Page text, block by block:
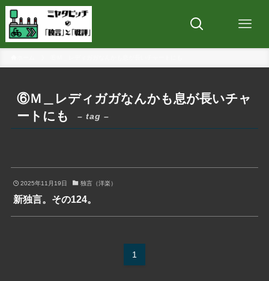
⑥Ｍ＿レディガガなんかも息が長いチャ
ートにも
– tag –
2025年11月19日 独言（洋楽）
新独言。その124。
1